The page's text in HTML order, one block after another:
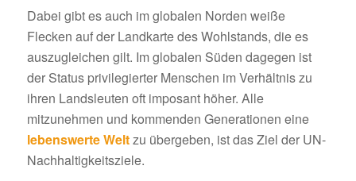
Dabei gibt es auch im globalen Norden weiße
Flecken auf der Landkarte des Wohlstands, die es
auszugleichen gilt. Im globalen Süden dagegen ist
der Status privilegierter Menschen im Verhältnis zu
ihren Landsleuten oft imposant höher. Alle
mitzunehmen und kommenden Generationen eine
lebenswerte Weltzu übergeben, ist das Ziel der UN-
Nachhaltigkeitsziele.